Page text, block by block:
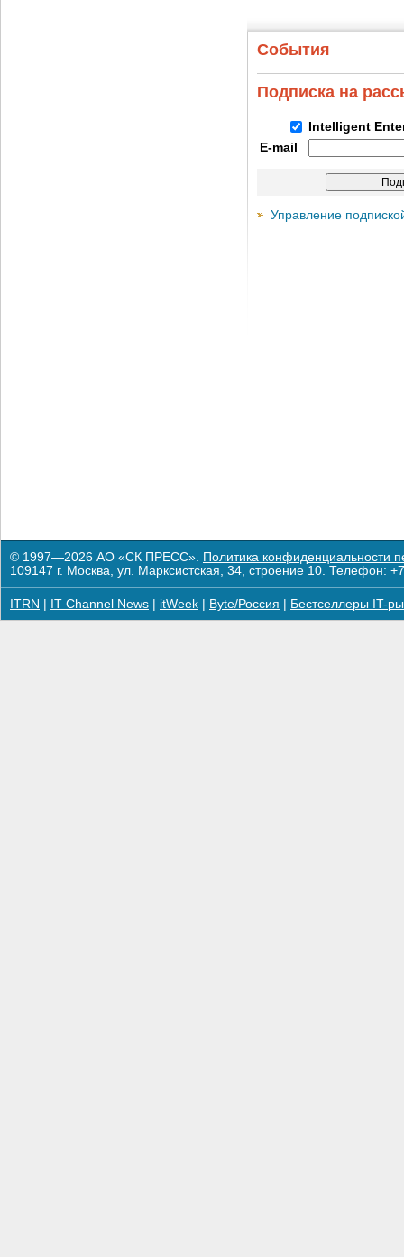
События
Подписка на
Intelligent
E-mail
Управление
© 1997—2026 АО «СК ПРЕСС». Политика конфиденциальности
109147 г. Москва, ул. Марксистская, 34, строение 10. Телефон:
ITRN IT Channel News itWeek Byte/Россия Бестселлеры IT-